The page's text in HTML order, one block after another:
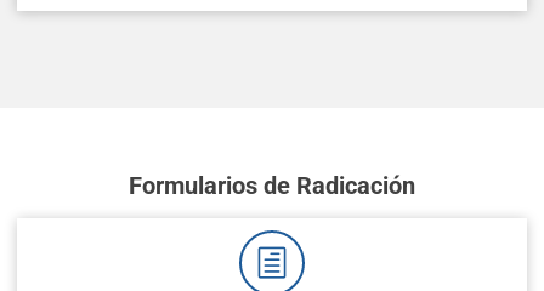
Formularios de Radicación